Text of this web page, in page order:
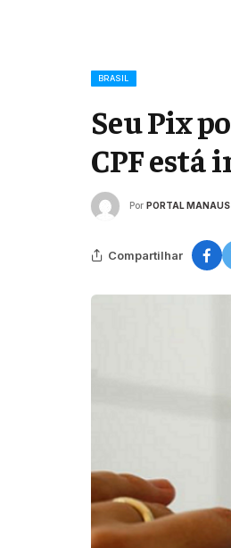
BRASIL
Seu Pix
CPF está
Por PORTAL
Compartilhar